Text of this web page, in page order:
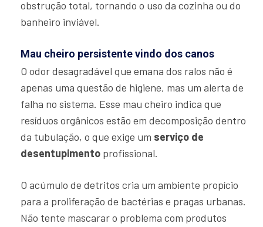
obstrução total, tornando o uso da cozinha ou do
banheiro inviável.
Mau cheiro persistente vindo dos canos
O odor desagradável que emana dos ralos não é
apenas uma questão de higiene, mas um alerta de
falha no sistema. Esse mau cheiro indica que
resíduos orgânicos estão em decomposição dentro
da tubulação, o que exige um serviço de
desentupimento profissional.
O acúmulo de detritos cria um ambiente propício
para a proliferação de bactérias e pragas urbanas.
Não tente mascarar o problema com produtos